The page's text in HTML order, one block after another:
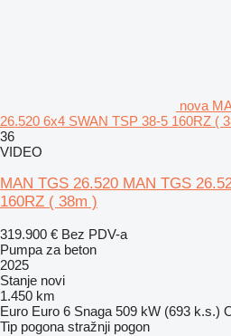
nova
26.520 6x4 SWAN TSP 38-5 160RZ (
36
VIDEO
MAN TGS 26.520 MAN TGS
160RZ ( 38m )
319.900 € Bez PDV-a
Pumpa za beton
2025
Stanje novi
1.450 km
Euro Euro 6 Snaga 509 kW (693 k.s.)
Tip pogona stražnji pogon